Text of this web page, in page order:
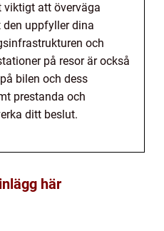
viktigt att överväga
uppfyller dina
och
på resor är också
bilen och dess
prestanda och
ditt beslut.
här